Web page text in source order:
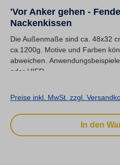
'Vor Anker gehen -
Nackenkissen
Die Außenmaße sind ca. 48x32
ca.1200g. Motive und Farben
abweichen. Anwendungsbeispiele finden Sie in der Beratung
oder HIER.
Preise inkl. MwSt. zzgl.
In den